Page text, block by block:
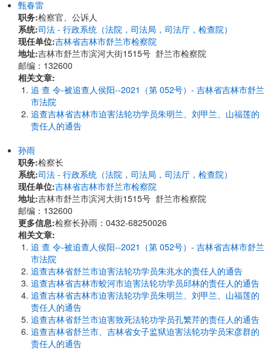
甄春雷
职务:检察官、公诉人
系统:司法 - 行政系统（法院，司法局，司法厅，检查院）
现任单位:吉林省吉林市舒兰市检察院
地址:吉林市舒兰市滨河大街1515号 舒兰市检察院
邮编：132600
相关文章:
追 查 令-被追查人侯阳--2021（第 052号）- 吉林省吉林市舒兰
市法院
追查吉林省吉林市迫害法轮功学员朱明兰、刘甲兰、山福莲的
责任人的通告
孙雨
职务:检察长
系统:司法 - 行政系统（法院，司法局，司法厅，检查院）
现任单位:吉林省吉林市舒兰市检察院
地址:吉林市舒兰市滨河大街1515号 舒兰市检察院
邮编：132600
更多信息:检察长孙雨：0432-68250026
相关文章:
追 查 令-被追查人侯阳--2021（第 052号）- 吉林省吉林市舒兰
市法院
追查吉林省舒兰市迫害法轮功学员朱兆水的责任人的通告
追查吉林省吉林市蛟河市迫害法轮功学员邱林的责任人的通告
追查吉林省吉林市迫害法轮功学员朱明兰、刘甲兰、山福莲的
责任人的通告
追查吉林省舒兰市迫害致死法轮功学员孔繁芹的责任人的通告
追查吉林省舒兰市、吉林省女子监狱迫害法轮功学员宋彦群的
责任人的通告